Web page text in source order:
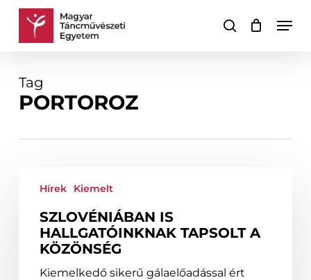
Skip
keresés
Kosár Kosár
Tag
PORTOROZ
tapsolt
közönség
Hírek Kiemelt
SZLOVÉNIÁBAN IS
HALLGATÓINKNAK TAPSOLT A
KÖZÖNSÉG
Kiemelkedő sikerű gálaelőadással ért